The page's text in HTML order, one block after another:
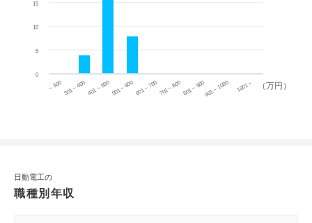
（万円）
~ 300 301 ~ 400 401 ~ 500501 ~ 600601 ~ 700701 ~ 800801 ~ 900901 ~ 1000 1001 ~
0
5
10
15
日動電工の
職種別年収